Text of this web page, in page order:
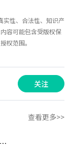
实性、合法性、知识产
容可能包含受版权保
权范围。
关注
查看更多>>
崩慢性盆腔炎宫颈糜烂